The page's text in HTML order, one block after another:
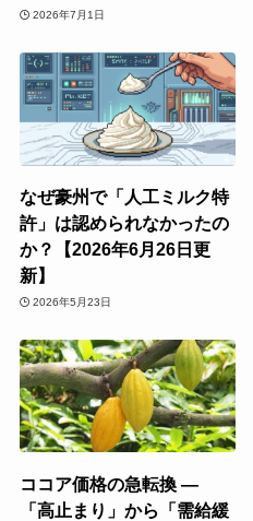
2026年7月1日
なぜ豪州で「人工ミルク特
許」は認められなかったの
か？【2026年6月26日更
新】
2026年5月23日
ココア価格の急転換 ―
「高止まり」から「需給緩